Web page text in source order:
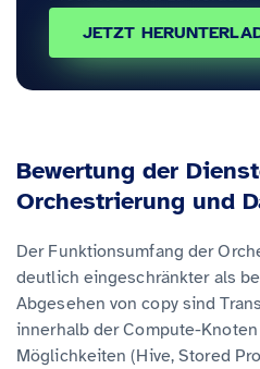
JETZT
Bewertung der
Orchestrierung und
Der Funktionsumfang der
deutlich eingeschränkter als
Abgesehen von copy sind
innerhalb der Compute-
Möglichkeiten (Hive, Stored